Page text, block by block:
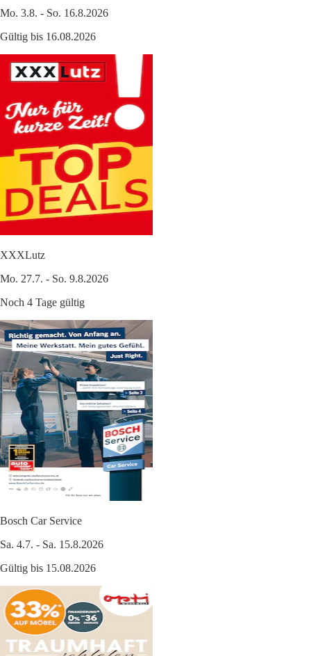
Mo. 3.8. - So. 16.8.2026
Gültig bis 16.08.2026
XXXLutz
Mo. 27.7. - So. 9.8.2026
Noch 4 Tage gültig
Bosch Car Service
Sa. 4.7. - Sa. 15.8.2026
Gültig bis 15.08.2026